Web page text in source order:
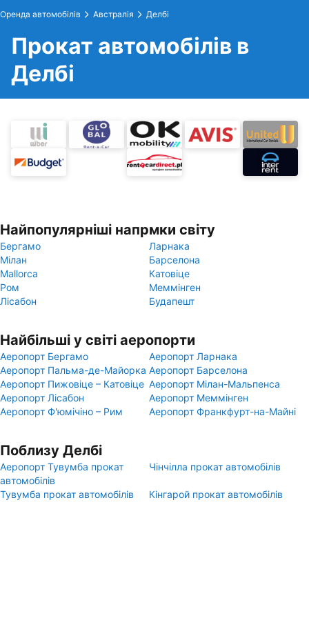
Оренда автомобілів Австралія Делбі
Прокат автомобілів в
Делбі
Найпопулярніші напрмки світу
Бергамо
Ларнака
Мілан
Барселона
Mallorca
Катовіце
Ром
Меммінген
Лісабон
Будапешт
Найбільші у світі аеропорти
Аеропорт Бергамо
Аеропорт Ларнака
Аеропорт Пальма-де-Майорка Аеропорт Барселона
Аеропорт Пижовіце – Катовіце Аеропорт Мілан-Мальпенса
Аеропорт Лісабон
Аеропорт Меммінген
Аеропорт Ф'юмічіно – Рим
Аеропорт Франкфурт-на-Майні
Поблизу Делбі
Аеропорт Тувумба прокат
автомобілів
Чінчілла прокат автомобілів
Тувумба прокат автомобілів Кінгарой прокат автомобілів